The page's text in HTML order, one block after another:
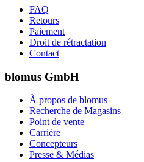
FAQ
Retours
Paiement
Droit de rétractation
Contact
blomus GmbH
À propos de blomus
Recherche de Magasins
Point de vente
Carrière
Concepteurs
Presse & Médias